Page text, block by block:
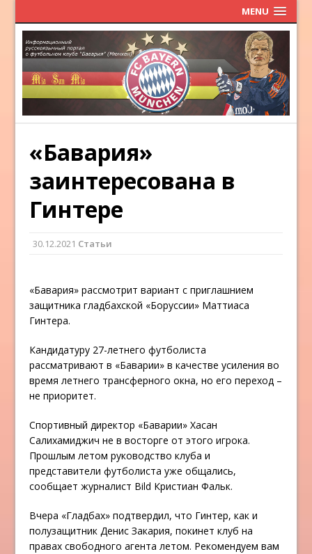
MENU
«Бавария»
заинтересована в
Гинтере
30.12.2021 Статьи
«Бавария» рассмотрит вариант с приглашнием
защитника гладбахской «Боруссии» Маттиаса
Гинтера.
Кандидатуру 27-летнего футболиста
рассматривают в «Баварии» в качестве усиления во
время летнего трансферного окна, но его переход –
не приоритет.
Спортивный директор «Баварии» Хасан
Салихамиджич не в восторге от этого игрока.
Прошлым летом руководство клуба и
представители футболиста уже общались,
сообщает журналист Bild Кристиан Фальк.
Вчера «Гладбах» подтвердил, что Гинтер, как и
полузащитник Денис Закария, покинет клуб на
правах свободного агента летом. Рекомендуем вам